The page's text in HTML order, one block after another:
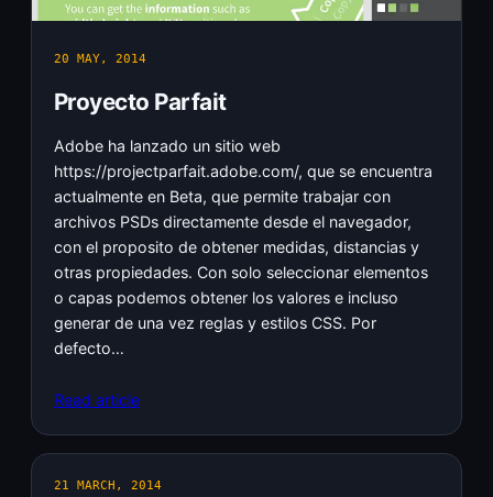
20 MAY, 2014
Proyecto Parfait
Adobe ha lanzado un sitio web
https://projectparfait.adobe.com/, que se encuentra
actualmente en Beta, que permite trabajar con
archivos PSDs directamente desde el navegador,
con el proposito de obtener medidas, distancias y
otras propiedades. Con solo seleccionar elementos
o capas podemos obtener los valores e incluso
generar de una vez reglas y estilos CSS. Por
defecto…
Read article
21 MARCH, 2014